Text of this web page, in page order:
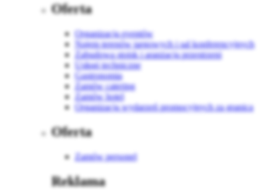
Oferta
Organizacja eventów
Najem terenów targowych i sal konferencyjnych
Zabudowa stoisk i aranżacja przestrzeni
Usługi techniczne
Gastronomia
Zamów catering
Zamów hotel
Organizacja wydarzeń promocyjnych za granicą
Oferta
Zamów personel
Reklama